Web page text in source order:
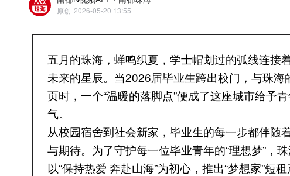
原创 2026-05-20 13:55
五月的珠海，蝉鸣织夏，学士帽划过的弧线连接
未来的星辰。当2026届毕业生跨出校门，与珠海
页时，一个“温暖的落脚点”便成了这座城市给予
气。
从校园宿舍到社会新家，毕业生的每一步都伴随
与期待。为了守护每一位毕业青年的“理想梦”，
以“保持热爱 奔赴山海”为初心，推出“梦想家”短